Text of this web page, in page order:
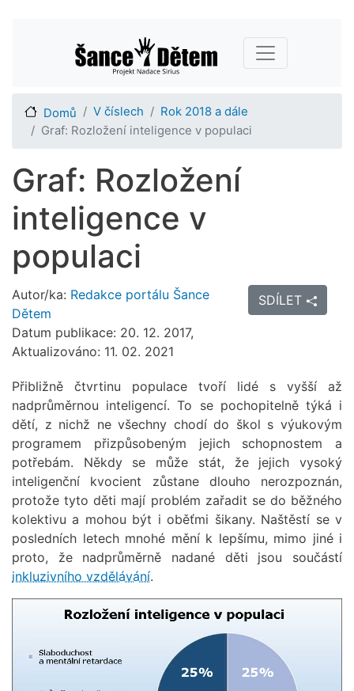
hlavnímu
obsahu
Main navigation
Domů V číslech
Rok 2018 a dále
Graf: Rozložení inteligence v populaci
Graf: Rozložení
inteligence v
populaci
Autor/ka: Redakce portálu Šance
Dětem
Datum publikace: 20. 12. 2017,
Aktualizováno: 11. 02. 2021
SDÍLET
Přibližně čtvrtinu populace tvoří lidé s vyšší až
nadprůměrnou inteligencí. To se pochopitelně týká i
dětí, z nichž ne všechny chodí do škol s výukovým
programem přizpůsobeným jejich schopnostem a
potřebám. Někdy se může stát, že jejich vysoký
inteligenční kvocient zůstane dlouho nerozpoznán,
protože tyto děti mají problém zařadit se do běžného
kolektivu a mohou být i oběťmi šikany. Naštěstí se v
posledních letech mnohé mění k lepšímu, mimo jiné i
proto, že nadprůměrně nadané děti jsou součástí
inkluzivního vzdělávání.